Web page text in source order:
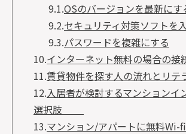
9.1.OSのバージョンを最新にす
9.2.セキュリティ対策ソフトを
9.3.パスワードを複雑にする
10.インターネット無料の場合の接
11.賃貸物件を探す人の流れとリ
12.入居者が検討するマンションイ
選択肢
13.マンション/アパートに無料Wi-